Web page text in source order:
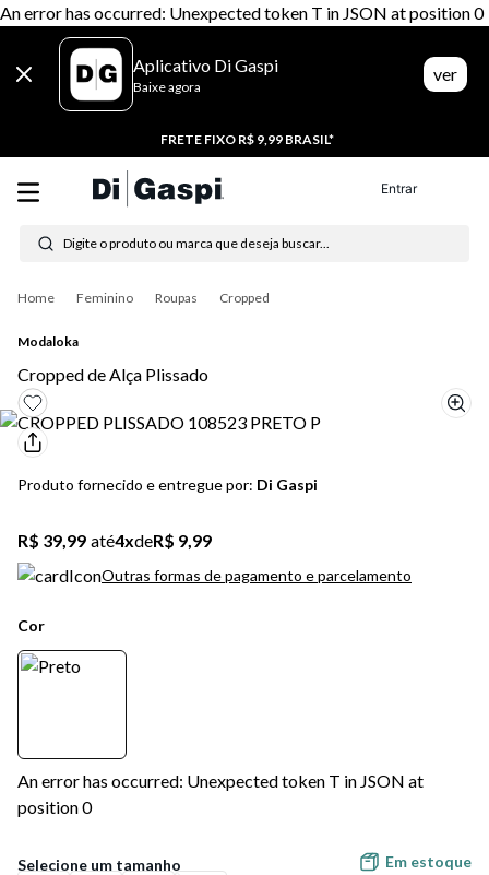
An error has occurred: Unexpected token T in JSON at position 0
Aplicativo Di Gaspi
Baixe agora
ver
FRETE FIXO R$ 9,99 BRASIL*
Entrar
Digite o produto ou marca que deseja buscar...
Feminino Roupas Cropped
Modaloka
Cropped de Alça Plissado
Produto fornecido e entregue por: Di Gaspi
R$ 39,99 até4xdeR$ 9,99
Outras formas de pagamento e parcelamento
Cor
An error has occurred: Unexpected token T in JSON at
position 0
Em estoque
Termos mais buscados
1º tênis feminino
3º moletom
4º tênis masculino
5 º bota
6º sandalia
8º salto